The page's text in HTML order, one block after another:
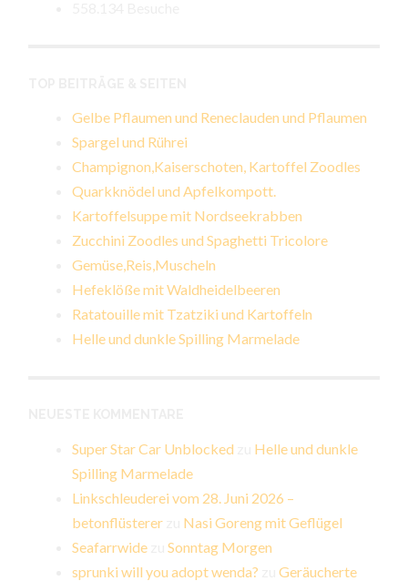
Gelbe Pflaumen und Reneclauden und Pflaumen
Spargel und Rührei
Champignon,Kaiserschoten, Kartoffel Zoodles
Quarkknödel und Apfelkompott.
Kartoffelsuppe mit Nordseekrabben
Zucchini Zoodles und Spaghetti Tricolore
Gemüse,Reis,Muscheln
Hefeklöße mit Waldheidelbeeren
Ratatouille mit Tzatziki und Kartoffeln
Helle und dunkle Spilling Marmelade
Super Star Car Unblocked
Helle und dunkle
Spilling Marmelade
Linkschleuderei vom 28. Juni 2026 –
betonflüsterer
Nasi Goreng mit Geflügel
Seafarrwide zuSonntag Morgen
sprunki will you adopt wenda? zuGeräucherte